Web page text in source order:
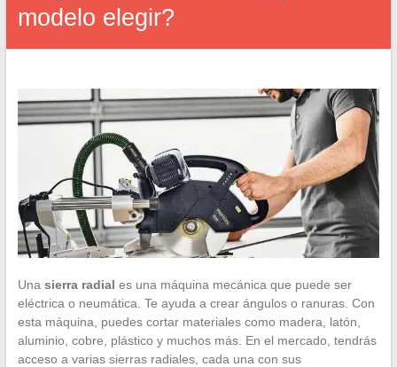
modelo elegir?
Una sierra radial es una máquina mecánica que puede ser
eléctrica o neumática. Te ayuda a crear ángulos o ranuras. Con
esta máquina, puedes cortar materiales como madera, latón,
aluminio, cobre, plástico y muchos más. En el mercado, tendrás
acceso a varias sierras radiales, cada una con sus